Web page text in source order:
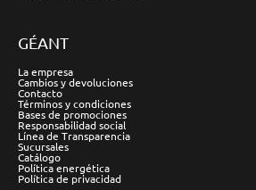
GÉANT
La empresa
Cambios y devoluciones
Contacto
Términos y condiciones
Bases de promociones
Responsabilidad social
Línea de Transparencia
Sucursales
Catálogo
Política energética
Política de privacidad